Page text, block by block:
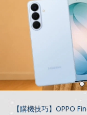
【購機技巧】OPPO